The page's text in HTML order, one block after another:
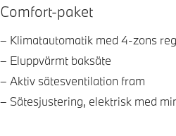
Comfort-paket
Klimatautomatik med 4-zons
Eluppvärmt baksäte
Aktiv sätesventilation fram
Sätesjustering, elektrisk med